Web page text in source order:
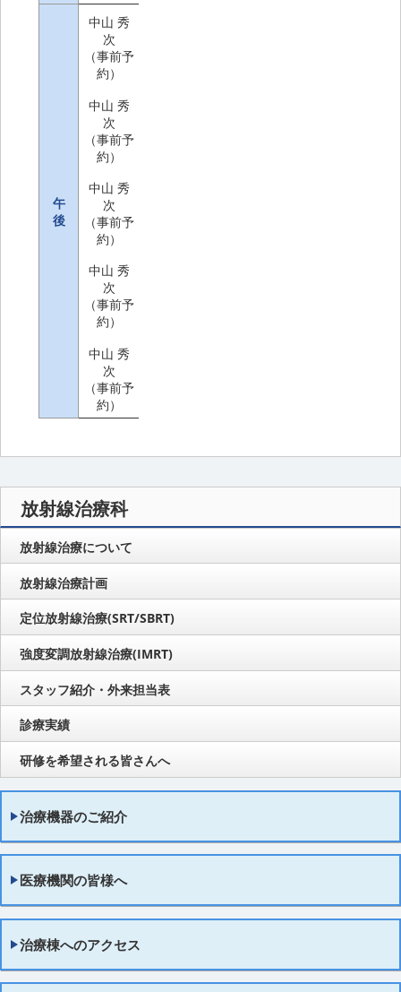
午
後
中山 秀
次
（事前予
約）
中山 秀
次
（事前予
約）
中山 秀
次
（事前予
約）
中山 秀
次
（事前予
約）
中山 秀
次
（事前予
約）
放射線治療科
放射線治療について
放射線治療計画
定位放射線治療(SRT/SBRT)
強度変調放射線治療(IMRT)
スタッフ紹介・外来担当表
診療実績
研修を希望される皆さんへ
治療機器のご紹介
医療機関の皆様へ
治療棟へのアクセス